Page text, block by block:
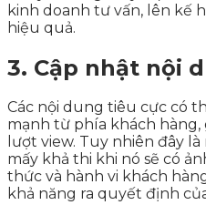
kinh doanh tư vấn, lên kế
hiệu quả.
3. Cập nhật nội
Các nội dung tiêu cực có
mạnh từ phía khách
lượt view. Tuy nhiên đây
mấy khả thi khi nó sẽ có
thức và hành vi khách
khả năng ra quyết định